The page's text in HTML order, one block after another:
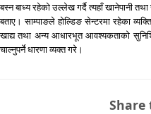
बस्न बाध्य रहेको उल्लेख गर्दै त्यहाँ खानेपानी
बताए। साम्पाङले होल्डिङ सेन्टरमा रहेका
खाद्य तथा अन्य आधारभूत आवश्यकताको
चाल्नुपर्ने धारणा व्यक्त गरे।
Share